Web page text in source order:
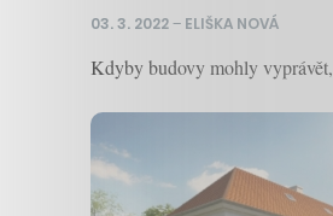
03. 3. 2022– ELIŠKA NOVÁ
Kdyby budovy mohly